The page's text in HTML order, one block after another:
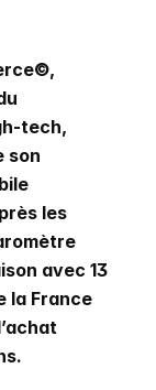
tech,
son
les
avec 13
la France